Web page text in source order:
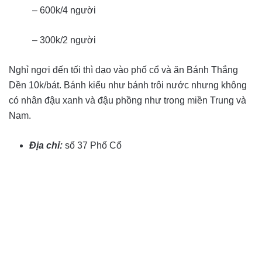
– 600k/4 người
– 300k/2 người
Nghỉ ngơi đến tối thì dạo vào phố cổ và ăn Bánh Thắng
Dền 10k/bát. Bánh kiểu như bánh trôi nước nhưng không
có nhân đậu xanh và đậu phồng như trong miền Trung và
Nam.
Địa chỉ: số 37 Phố Cổ